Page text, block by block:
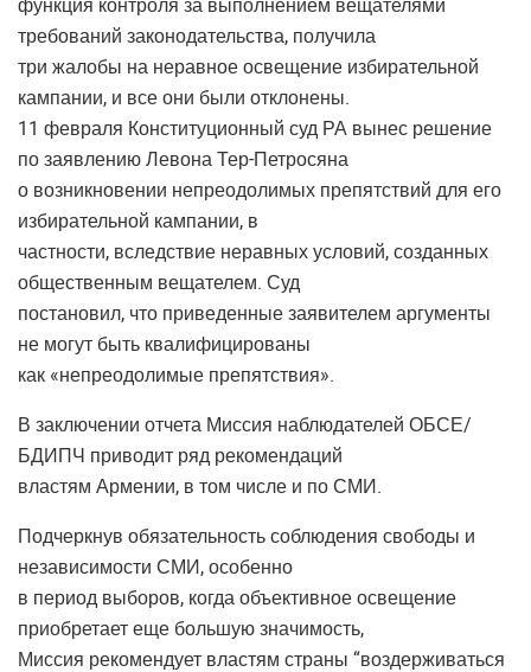
функция контроля за выполнением вещателями
требований законодательства, получила
три жалобы на неравное освещение избирательной
кампании, и все они были отклонены.
11 февраля Конституционный суд РА вынес решение
по заявлению Левона Тер-Петросяна
о возникновении непреодолимых препятствий для его
избирательной кампании, в
частности, вследствие неравных условий, созданных
общественным вещателем. Суд
постановил, что приведенные заявителем аргументы
не могут быть квалифицированы
как «непреодолимые препятствия».
В заключении отчета Миссия наблюдателей ОБСЕ/
БДИПЧ приводит ряд рекомендаций
властям Армении, в том числе и по СМИ.
Подчеркнув обязательность соблюдения свободы и
независимости СМИ, особенно
в период выборов, когда объективное освещение
приобретает еще большую значимость,
Миссия рекомендует властям страны “воздерживаться